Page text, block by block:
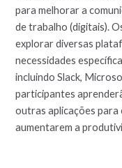
para melhorar a
de trabalho (digitais).
explorar diversas
necessidades
incluindo Slack,
participantes
outras aplicações
aumentarem a